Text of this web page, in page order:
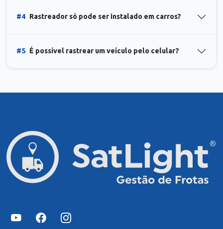
#4 Rastreador só pode ser instalado em carros?
#5 É possível rastrear um veículo pelo celular?